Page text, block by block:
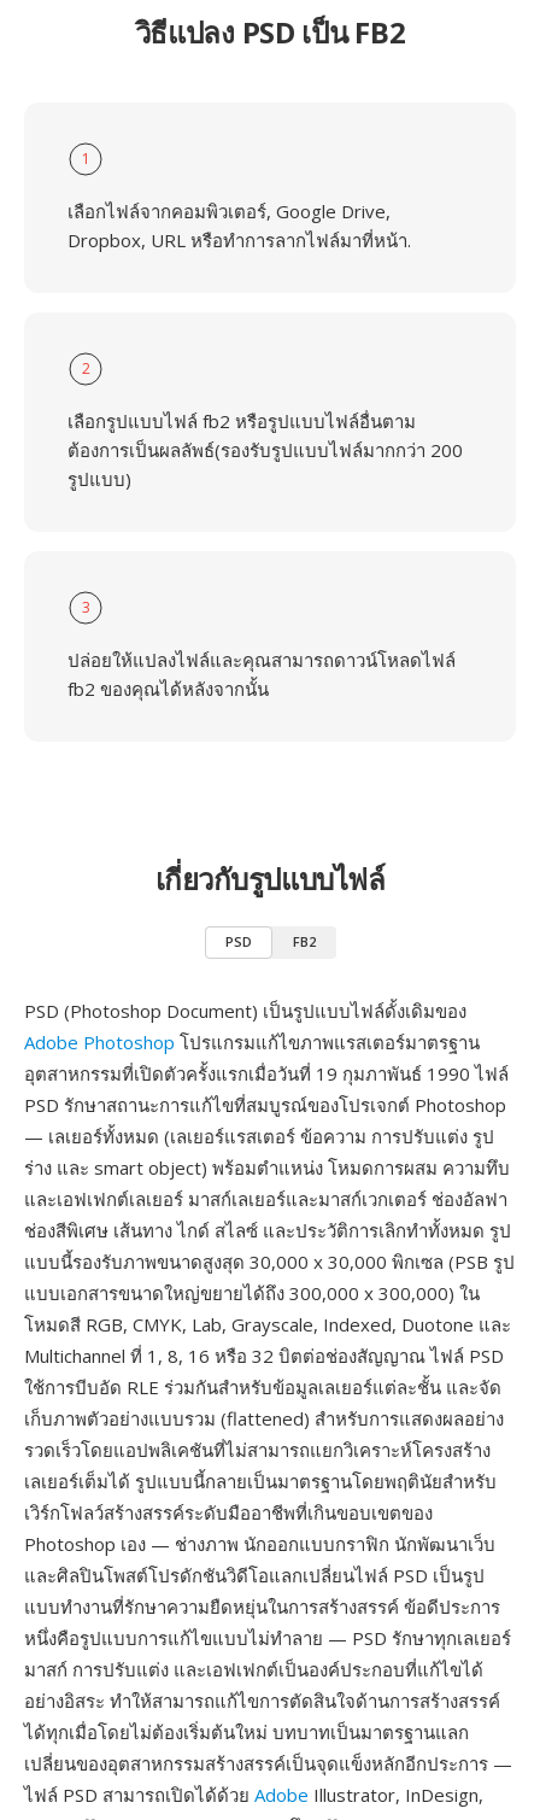
วิธีแปลง PSD เป็น FB2
1
เลือกไฟล์จากคอมพิวเตอร์, Google Drive,
Dropbox, URL หรือทำการลากไฟล์มาที่หน้า.
2
เลือกรูปแบบไฟล์ fb2 หรือรูปแบบไฟล์อื่นตาม
ต้องการเป็นผลลัพธ์(รองรับรูปแบบไฟล์มากกว่า 200
รูปแบบ)
3
ปล่อยให้แปลงไฟล์และคุณสามารถดาวน์โหลดไฟล์
fb2 ของคุณได้หลังจากนั้น
เกี่ยวกับรูปแบบไฟล์
PSD FB2
PSD (Photoshop Document) เป็นรูปแบบไฟล์ดั้งเดิมของ
Adobe Photoshop โปรแกรมแก้ไขภาพแรสเตอร์มาตรฐาน
อุตสาหกรรมที่เปิดตัวครั้งแรกเมื่อวันที่ 19 กุมภาพันธ์ 1990 ไฟล์
PSD รักษาสถานะการแก้ไขที่สมบูรณ์ของโปรเจกต์ Photoshop
— เลเยอร์ทั้งหมด (เลเยอร์แรสเตอร์ ข้อความ การปรับแต่ง รูป
ร่าง และ smart object) พร้อมตำแหน่ง โหมดการผสม ความทึบ
และเอฟเฟกต์เลเยอร์ มาสก์เลเยอร์และมาสก์เวกเตอร์ ช่องอัลฟา
ช่องสีพิเศษ เส้นทาง ไกด์ สไลซ์ และประวัติการเลิกทำทั้งหมด รูป
แบบนี้รองรับภาพขนาดสูงสุด 30,000 x 30,000 พิกเซล (PSB รูป
แบบเอกสารขนาดใหญ่ขยายได้ถึง 300,000 x 300,000) ใน
โหมดสี RGB, CMYK, Lab, Grayscale, Indexed, Duotone และ
Multichannel ที่ 1, 8, 16 หรือ 32 บิตต่อช่องสัญญาณ ไฟล์ PSD
ใช้การบีบอัด RLE ร่วมกันสำหรับข้อมูลเลเยอร์แต่ละชั้น และจัด
เก็บภาพตัวอย่างแบบรวม (flattened) สำหรับการแสดงผลอย่าง
รวดเร็วโดยแอปพลิเคชันที่ไม่สามารถแยกวิเคราะห์โครงสร้าง
เลเยอร์เต็มได้ รูปแบบนี้กลายเป็นมาตรฐานโดยพฤตินัยสำหรับ
เวิร์กโฟลว์สร้างสรรค์ระดับมืออาชีพที่เกินขอบเขตของ
Photoshop เอง — ช่างภาพ นักออกแบบกราฟิก นักพัฒนาเว็บ
และศิลปินโพสต์โปรดักชันวิดีโอแลกเปลี่ยนไฟล์ PSD เป็นรูป
แบบทำงานที่รักษาความยืดหยุ่นในการสร้างสรรค์ ข้อดีประการ
หนึ่งคือรูปแบบการแก้ไขแบบไม่ทำลาย — PSD รักษาทุกเลเยอร์
มาสก์ การปรับแต่ง และเอฟเฟกต์เป็นองค์ประกอบที่แก้ไขได้
อย่างอิสระ ทำให้สามารถแก้ไขการตัดสินใจด้านการสร้างสรรค์
ได้ทุกเมื่อโดยไม่ต้องเริ่มต้นใหม่ บทบาทเป็นมาตรฐานแลก
เปลี่ยนของอุตสาหกรรมสร้างสรรค์เป็นจุดแข็งหลักอีกประการ —
ไฟล์ PSD สามารถเปิดได้ด้วย Adobe Illustrator, InDesign,